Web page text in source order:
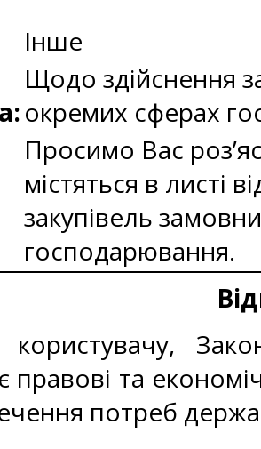
Інше
Щодо здійснення
окремих сферах
Просимо Вас
містяться в листі
закупівель
господарювання.
та
потреб